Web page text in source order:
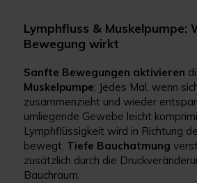
Lymphfluss & Muskelpumpe:
Bewegung wirkt
Sanfte Bewegungen aktivieren
Muskelpumpe: Jedes Mal, wenn
zusammenzieht und wieder
umliegende Gewebe leicht
Lymphflüssigkeit wird in Richtung
bewegt. Tiefe Bauchatmung
zusätzlich durch die
Bauchraum.